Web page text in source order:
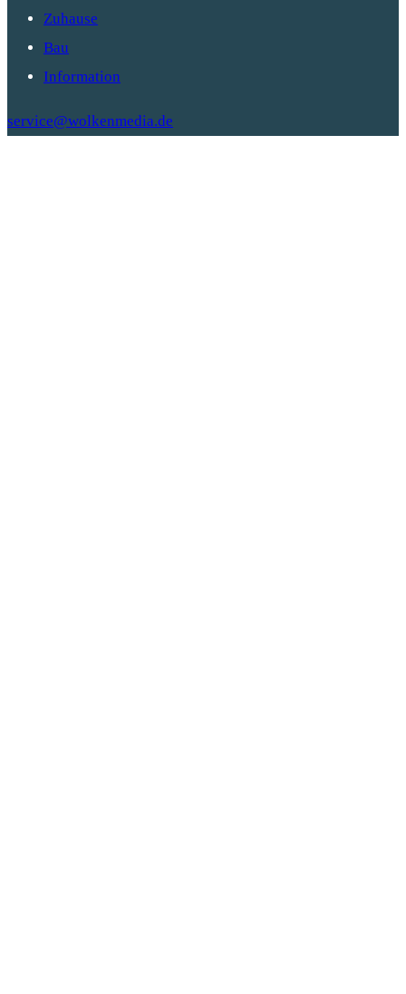
Zuhause
Bau
Information
service@wolkenmedia.de